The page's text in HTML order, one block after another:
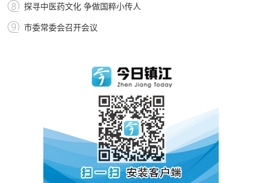
探寻中医药文化 争做国粹小传人
市委常委会召开会议